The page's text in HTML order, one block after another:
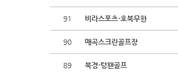
91 비라스포츠-호북무한
90 매곡스크린골프장
89 북경-텅왠골프